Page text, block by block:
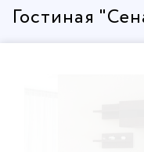
Гостиная